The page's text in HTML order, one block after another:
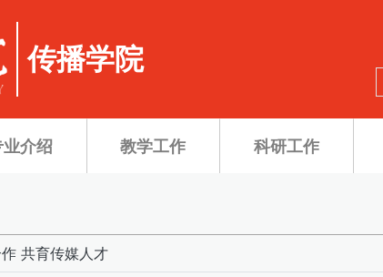
传播学院
业介绍 教学工作 科研工作
共育传媒人才